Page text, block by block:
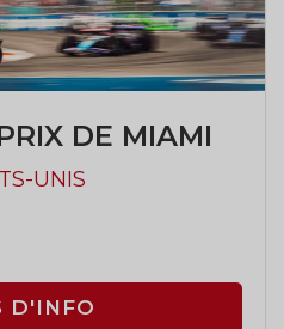
DE MIAMI
UNIS
D'INFO